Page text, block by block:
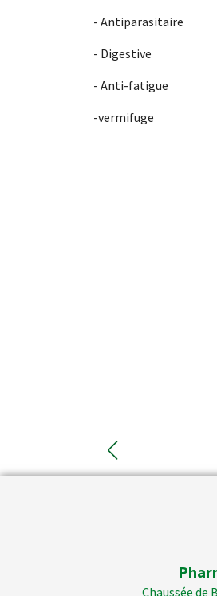
- Antiparasitaire
- Digestive
- Anti-fatigue
-vermifuge
Chaussée de